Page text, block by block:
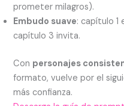
prometer milagros).
Embudo suave: capítulo 1
capítulo 3 invita.
Con personajes
formato, vuelve por el
más confianza.